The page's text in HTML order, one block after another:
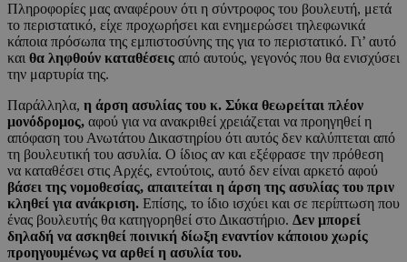
Πληροφορίες μας αναφέρουν ότι η σύντροφος του βουλευτή, μετά
το περιστατικό, είχε προχωρήσει και ενημερώσει τηλεφωνικά
κάποια πρόσωπα της εμπιστοσύνης της για το περιστατικό. Γι’ αυτό
και θα ληφθούν καταθέσεις από αυτούς, γεγονός που θα ενισχύσει
την μαρτυρία της.
Παράλληλα, η άρση ασυλίας του κ. Σύκα θεωρείται πλέον
μονόδρομος, αφού για να ανακριθεί χρειάζεται να προηγηθεί η
απόφαση του Ανωτάτου Δικαστηρίου ότι αυτός δεν καλύπτεται από
τη βουλευτική του ασυλία. Ο ίδιος αν και εξέφρασε την πρόθεση
να καταθέσει στις Αρχές, εντούτοις, αυτό δεν είναι αρκετό αφού
βάσει της νομοθεσίας, απαιτείται η άρση της ασυλίας του πριν
κληθεί για ανάκριση. Επίσης, το ίδιο ισχύει και σε περίπτωση που
ένας βουλευτής θα κατηγορηθεί στο Δικαστήριο. Δεν μπορεί
δηλαδή να ασκηθεί ποινική δίωξη εναντίον κάποιου χωρίς
προηγουμένως να αρθεί η ασυλία του.